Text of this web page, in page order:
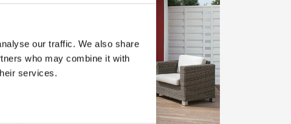
our traffic. We also share
who may combine it with
services.